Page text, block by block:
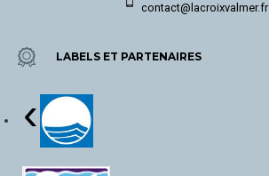
contact@lacroixvalmer.fr
LABELS ET PARTENAIRES
‹